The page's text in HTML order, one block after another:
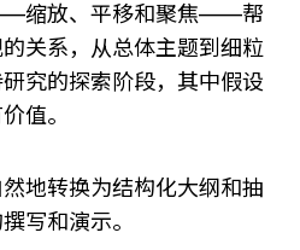
缩放、平移和聚焦——帮
关系，从总体主题到细粒
究的探索阶段，其中假设
值。
地转换为结构化大纲和抽
写和演示。